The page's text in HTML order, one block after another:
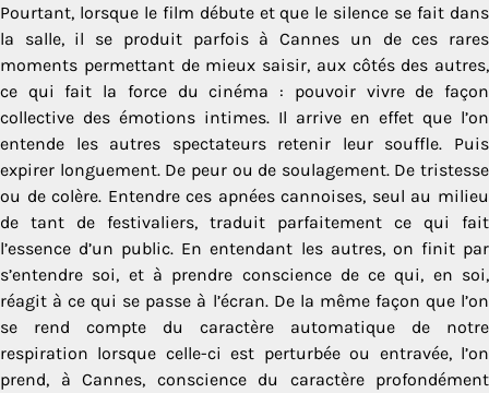
Pourtant, lorsque le film débute et que le silence se fait dans
la salle, il se produit parfois à Cannes un de ces rares
moments permettant de mieux saisir, aux côtés des autres,
ce qui fait la force du cinéma : pouvoir vivre de façon
collective des émotions intimes. Il arrive en effet que l’on
entende les autres spectateurs retenir leur souffle. Puis
expirer longuement. De peur ou de soulagement. De tristesse
ou de colère. Entendre ces apnées cannoises, seul au milieu
de tant de festivaliers, traduit parfaitement ce qui fait
l’essence d’un public. En entendant les autres, on finit par
s’entendre soi, et à prendre conscience de ce qui, en soi,
réagit à ce qui se passe à l’écran. De la même façon que l’on
se rend compte du caractère automatique de notre
respiration lorsque celle-ci est perturbée ou entravée, l’on
prend, à Cannes, conscience du caractère profondément